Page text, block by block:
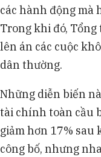
các hành động mà
Trong khi đó,
lên án các cuộc
dân thường.
Những diễn biến
tài chính toàn cầu
giảm hơn 17%
công bố, nhưng